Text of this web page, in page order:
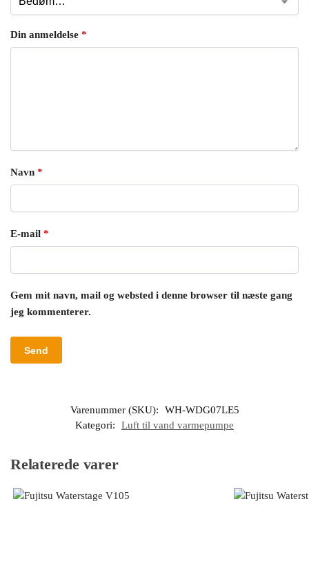
Din anmeldelse *
Navn *
E-mail *
Gem mit navn, mail og websted i denne browser til næste gang
jeg kommenterer.
Varenummer (SKU):
WH-WDG07LE5
Kategori:
Luft til vand varmepumpe
Relaterede varer